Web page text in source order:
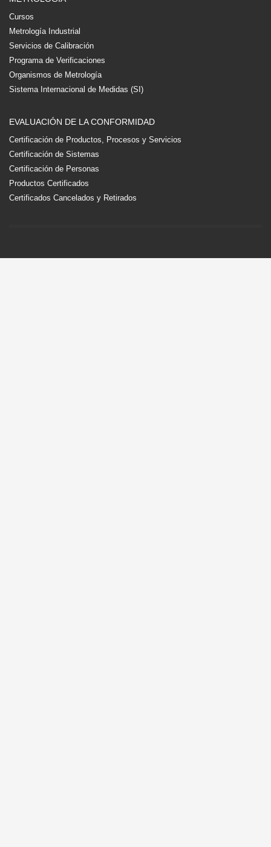
Cursos
Metrología Industrial
Servicios de Calibración
Programa de Verificaciones
Organismos de Metrología
Sistema Internacional de Medidas (SI)
EVALUACIÓN DE LA CONFORMIDAD
Certificación de Productos, Procesos y Servicios
Certificación de Sistemas
Certificación de Personas
Productos Certificados
Certificados Cancelados y Retirados